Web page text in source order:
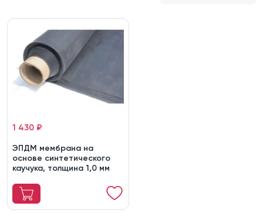
ЭПДМ мембрана на
основе синтетического
каучука, толщина 1,0 мм
1 430 ₽